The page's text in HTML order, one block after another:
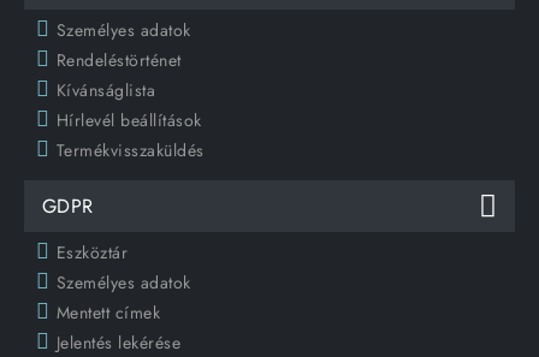
Személyes adatok
Rendeléstörténet
Kívánságlista
Hírlevél beállítások
Termékvisszaküldés
GDPR
Eszköztár
Személyes adatok
Mentett címek
Jelentés lekérése